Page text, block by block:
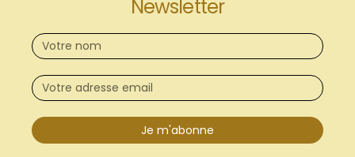
Newsletter
Je m'abonne